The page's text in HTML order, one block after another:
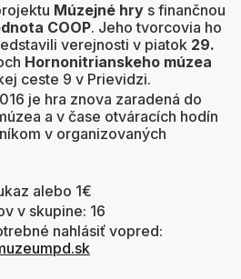
Múzejné hry s finančnou
COOP. Jeho tvorcovia ho
verejnosti v piatok 29.
Hornonitrianskeho múzea
ceste 9 v Prievidzi.
je hra znova zaradená do
a v čase otváracích hodín
v organizovaných
alebo 1€
v skupine: 16
nahlásiť vopred: